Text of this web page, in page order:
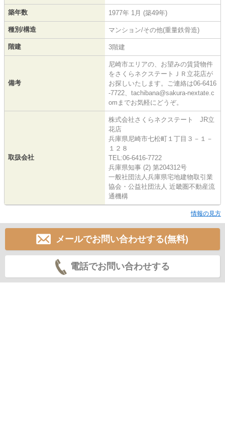
築年数 1977年 1月 (築49年)
種別/構造 マンション/その他(重量鉄骨造)
階建 3階建
備考
尼崎市エリアの、お望みの賃貸物件
をさくらネクステートＪＲ立花店が
お探しいたします。ご連絡は06-6416
-7722、tachibana@sakura-nextate.c
omまでお気軽にどうぞ。
取扱会社
株式会社さくらネクステート JR立
花店
兵庫県尼崎市七松町１丁目３－１－
１２８
TEL:06-6416-7722
兵庫県知事 (2) 第204312号
一般社団法人兵庫県宅地建物取引業
協会・公益社団法人 近畿圏不動産流
通機構
情報の見方
メールでお問い合わせする(無料)
電話でお問い合わせする